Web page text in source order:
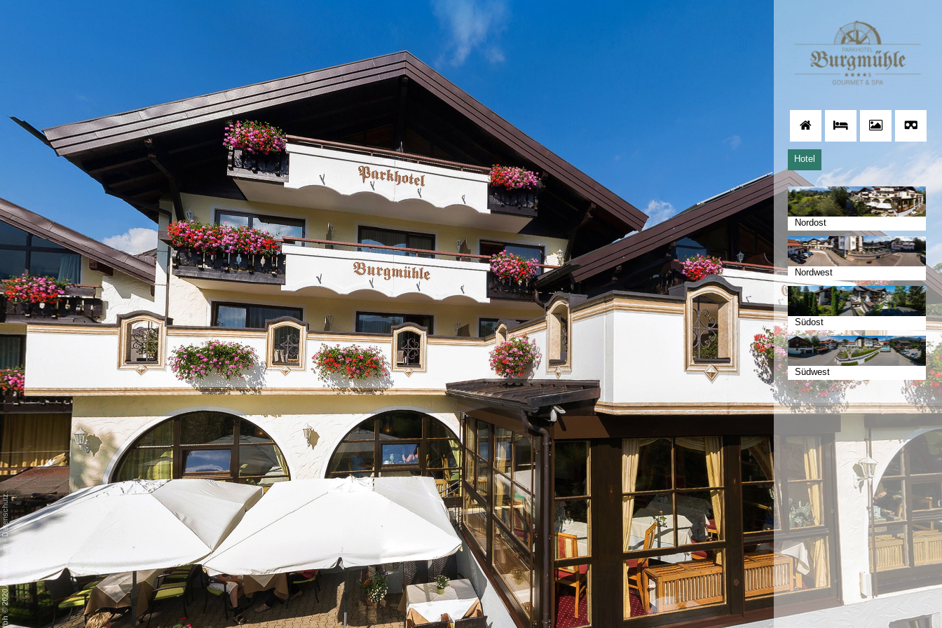
Hotel
Nordost
Nordwest
Südost
Südwest
/
Impressum
-
Datenschutz